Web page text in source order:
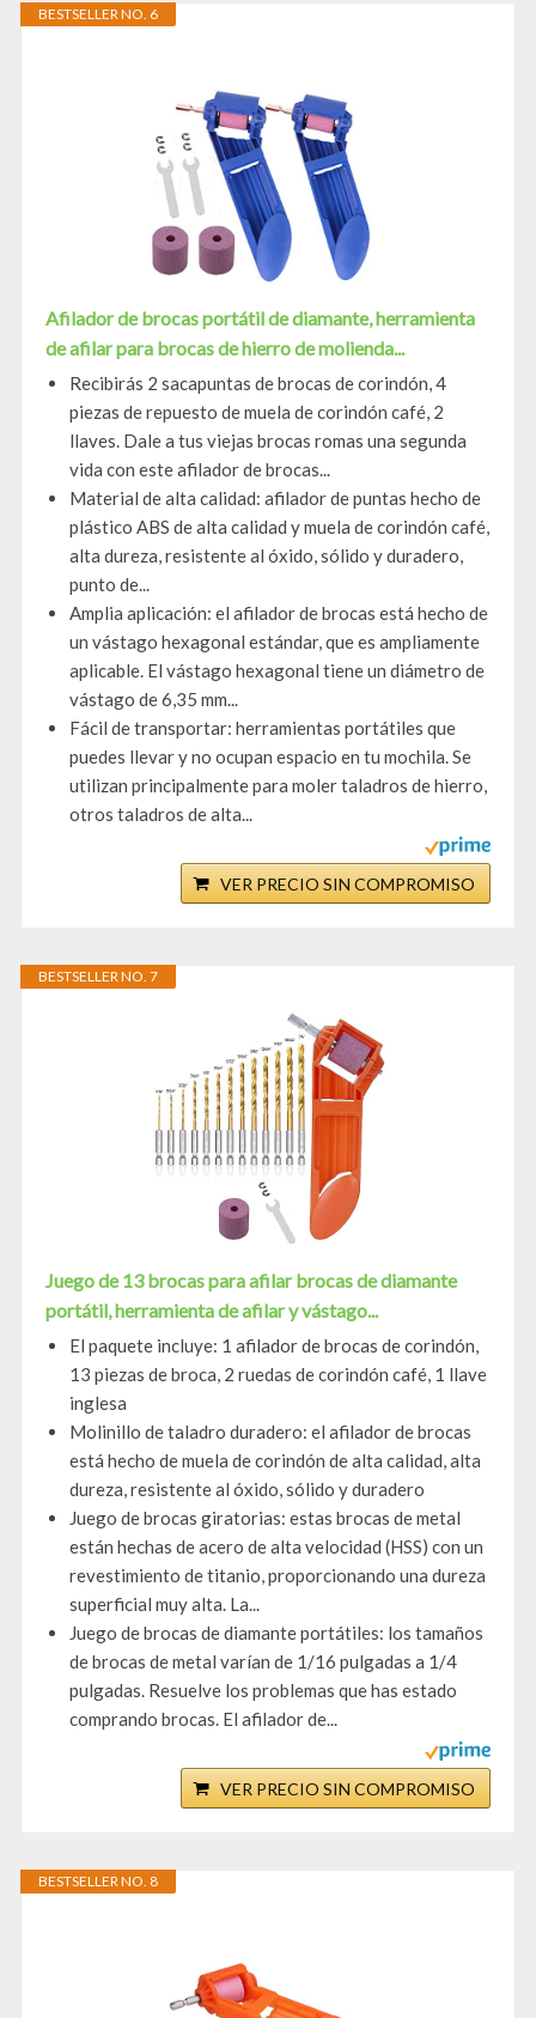
BESTSELLER NO. 6
Afilador de brocas portátil de diamante, herramienta
de afilar para brocas de hierro de molienda...
Recibirás 2 sacapuntas de brocas de corindón, 4
piezas de repuesto de muela de corindón café, 2
llaves. Dale a tus viejas brocas romas una segunda
vida con este afilador de brocas...
Material de alta calidad: afilador de puntas hecho de
plástico ABS de alta calidad y muela de corindón café,
alta dureza, resistente al óxido, sólido y duradero,
punto de...
Amplia aplicación: el afilador de brocas está hecho de
un vástago hexagonal estándar, que es ampliamente
aplicable. El vástago hexagonal tiene un diámetro de
vástago de 6,35 mm...
Fácil de transportar: herramientas portátiles que
puedes llevar y no ocupan espacio en tu mochila. Se
utilizan principalmente para moler taladros de hierro,
otros taladros de alta...
VER PRECIO SIN COMPROMISO
BESTSELLER NO. 7
Juego de 13 brocas para afilar brocas de diamante
portátil, herramienta de afilar y vástago...
El paquete incluye: 1 afilador de brocas de corindón,
13 piezas de broca, 2 ruedas de corindón café, 1 llave
inglesa
Molinillo de taladro duradero: el afilador de brocas
está hecho de muela de corindón de alta calidad, alta
dureza, resistente al óxido, sólido y duradero
Juego de brocas giratorias: estas brocas de metal
están hechas de acero de alta velocidad (HSS) con un
revestimiento de titanio, proporcionando una dureza
superficial muy alta. La...
Juego de brocas de diamante portátiles: los tamaños
de brocas de metal varían de 1/16 pulgadas a 1/4
pulgadas. Resuelve los problemas que has estado
comprando brocas. El afilador de...
VER PRECIO SIN COMPROMISO
BESTSELLER NO. 8